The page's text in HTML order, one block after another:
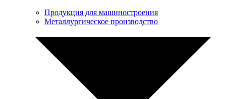
Продукция для машиностроения
Металлургическое производство